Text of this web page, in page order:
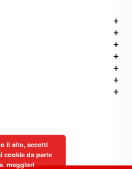
il sito, accetti
cookie da parte
maggiori